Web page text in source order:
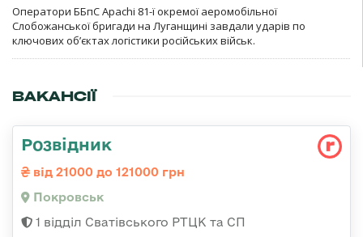
Оператори ББпС Apachi 81-ї окремої аеромобільної
Слобожанської бригади на Луганщині завдали ударів по
ключових об’єктах логістики російських військ.
ВАКАНСІЇ
Розвідник
від 21000 до 121000 грн
Покровськ
1 відділ Сватівського РТЦК та СП